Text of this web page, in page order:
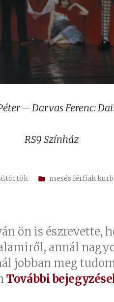
– Darvas Ferenc:
RS9 Színház
Kategória:
mesés férfiak
ön is észrevette,
annál
jobban meg
További